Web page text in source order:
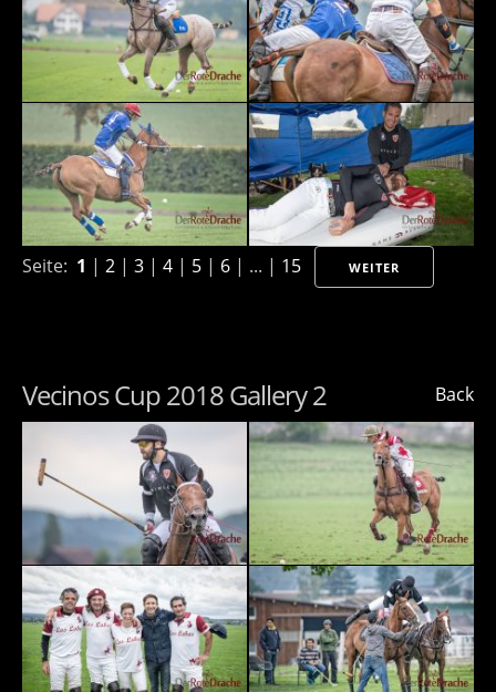
Seite: 1 | 2 | 3 | 4 | 5 | 6 | ... | 15 WEITER
Back
Vecinos Cup 2018 Gallery 2